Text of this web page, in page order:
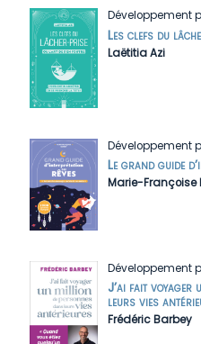
Développement
Les clefs du
Laëtitia Azi
Développement
Le grand guide
Marie-Françoise
Développement
J’ai fait voyager
leurs vies
Frédéric Barbey